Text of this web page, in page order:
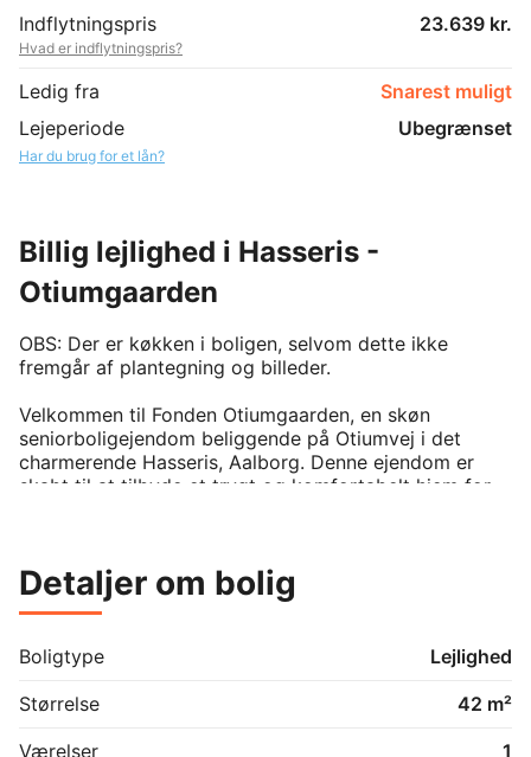
Indflytningspris
23.639 kr.
Hvad er indflytningspris?
Ledig fra
Snarest muligt
Lejeperiode
Ubegrænset
Har du brug for et lån?
Billig lejlighed i Hasseris -
Otiumgaarden
OBS: Der er køkken i boligen, selvom dette ikke
fremgår af plantegning og billeder.
Velkommen til Fonden Otiumgaarden, en skøn
seniorboligejendom beliggende på Otiumvej i det
charmerende Hasseris, Aalborg. Denne ejendom er
skabt til at tilbyde et trygt og komfortabelt hjem for
der er tænkt på både funktionalitet og komfort,
hvilket gør boligerne til ideelle hjem for seniorer, der
forhold til ejendommens beliggenhed ligger denne
meget tæt på Hasseris Bymidte, som byder på
dagligvarebutikker, caféer, restauranter, apoteker og
og behagelig.
Detaljer om bolig
Boligtype
Lejlighed
Størrelse
42 m²
Værelser
1